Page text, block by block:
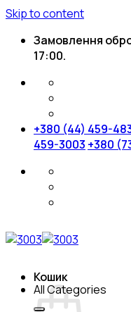
Skip to content
Замовлення
17:00.
+380 (44) 459-
459-3003 +380
Кошик
All Categories